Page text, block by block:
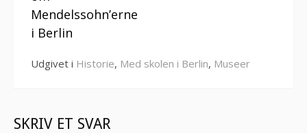
Mendelssohn’erne
i Berlin
Udgivet i Historie, Med skolen i Berlin, Museer
SKRIV ET SVAR